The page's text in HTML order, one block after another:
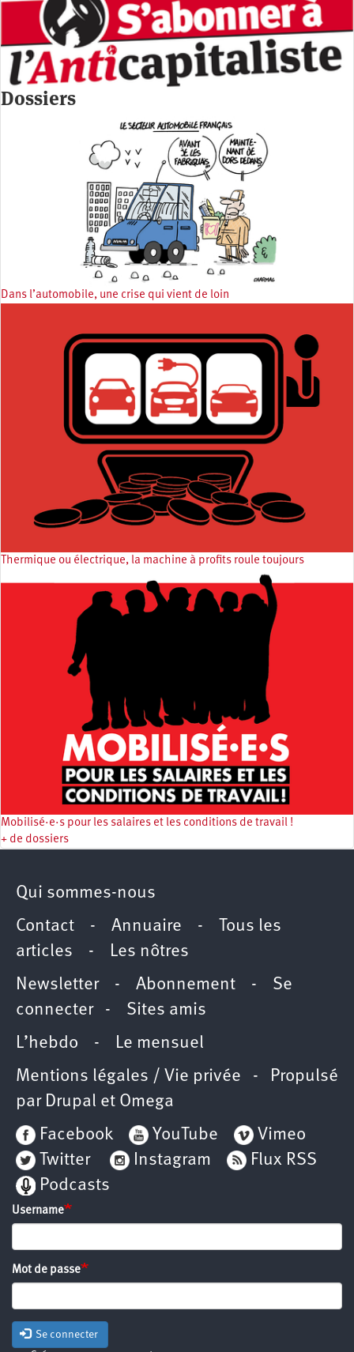
Dossiers
Dans l’automobile, une crise qui vient de loin
Thermique ou électrique, la machine à profits roule toujours
Mobilisé·e·s pour les salaires et les conditions de travail !
+ de dossiers
Qui sommes-nous
Contact - Annuaire -
Tous les
articles - Les nôtres
Newsletter- Abonnement - Se
connecter- Sites amis
L’hebdo - Le mensuel
Mentions légales / Vie privée - Propulsé
par Drupal et Omega
Facebook
YouTube
Vimeo
Twitter
Instagram
Flux RSS
Podcasts
Username
Mot de passe
Se connecter